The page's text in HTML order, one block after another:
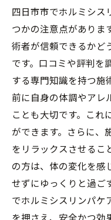
四日市市でホルミシス
つかの注意点がありま
術者が信頼できるかど
です。口コミや評判を
する専門知識を持つ施
前に自身の体調やアレ
ことも大切です。これ
ができます。さらに、
をリラックスさせるこ
の方は、体の変化を感
せずにゆっくりと過ご
でホルミシスリンパケ
を押さえ、安全かつ効